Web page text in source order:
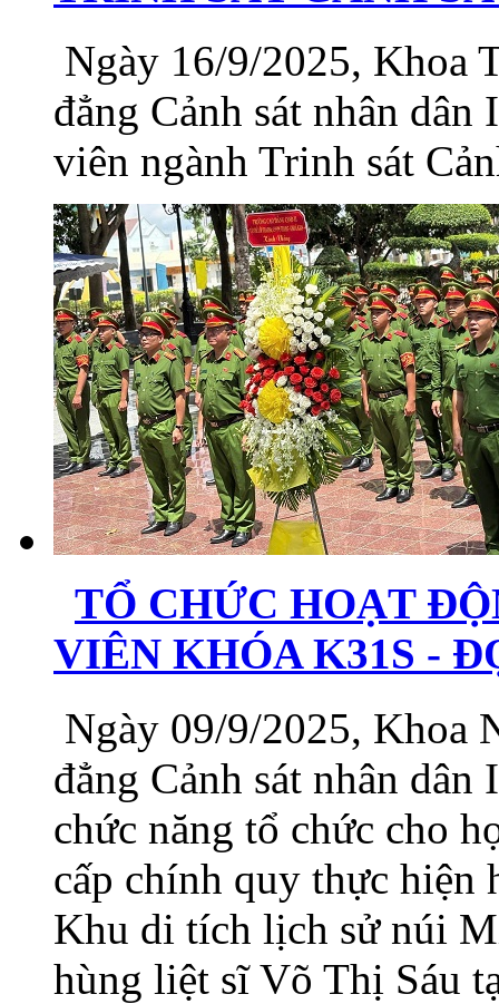
Ngày 16/9/2025, Khoa
đẳng Cảnh sát nhân
viên ngành Trinh sát
TỔ CHỨC HOẠT
VIÊN KHÓA K31S -
Ngày 09/9/2025, Khoa
đẳng Cảnh sát nhân
chức năng tổ chức cho
cấp chính quy thực hiện
Khu di tích lịch sử núi
hùng liệt sĩ Võ Thị Sáu